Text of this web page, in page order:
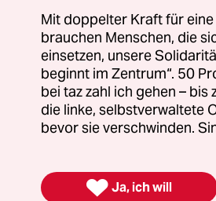
dasselbe
Mit doppelter Kraft für
brauchen Menschen, die
einsetzen, unsere
beginnt im Zentrum“. 50
bei taz zahl ich gehen –
die linke, selbstverwaltete
bevor sie verschwinden.
 Ja, ich will